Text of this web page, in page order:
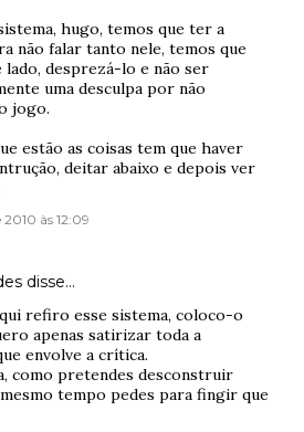
hugo, temos que ter a
não falar tanto nele, temos que
lado, desprezá-lo e não ser
uma desculpa por não
jogo.
estão as coisas tem que haver
deitar abaixo e depois ver
às 12:09
disse…
refiro esse sistema, coloco-o
apenas satirizar toda a
envolve a crítica.
como pretendes desconstruir
tempo pedes para fingir que